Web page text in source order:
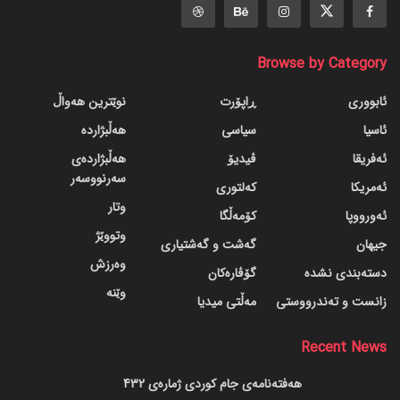
Browse by Category
ئابووری
ئاسیا
ئەفریقا
ئەمریکا
ئەورووپا
جیهان
دسته‌بندی نشده
زانست و تەندرووستی
ڕاپۆرت
سیاسی
ڤیدیۆ
کەلتوری
کۆمەڵگا
گه‌شت و گه‌شتیاری
گۆڤاره‌کان
مەڵتی میدیا
نوێترین هەواڵ
هەڵبژاردە
هەڵبژاردەی
سەرنووسەر
وتار
وتووێژ
وەرزش
وێنە
Recent News
هەفتەنامەی جام کوردی ژمارەی 432